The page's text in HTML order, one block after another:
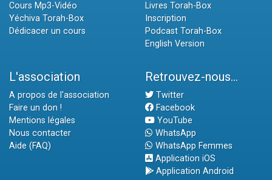
Cours Mp3-Vidéo
Yéchiva Torah-Box
Dédicacer un cours
Livres Torah-Box
Inscription
Podcast Torah-Box
English Version
L'association
A propos de l'association
Faire un don !
Mentions légales
Nous contacter
Aide (FAQ)
Retrouvez-nous...
Twitter
Facebook
YouTube
WhatsApp
WhatsApp Femmes
Application iOS
Application Android